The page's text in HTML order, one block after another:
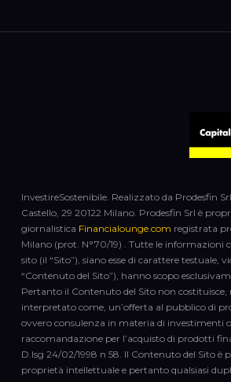
InvestireSostenibile. Realizzato da Prodesfin
Castello, 29 20122 Milano. Prodesfin Srl è
giornalistica Financialounge.com registrata
Milano (prot. N°70/19) . Tutte le informazioni
sito (il “Sito”), siano esse di carattere testuale,
“Contenuto del Sito”), hanno scopo
Pertanto il Contenuto del Sito non costituisce,
interpretato come, un’offerta al pubblico di
ovvero consulenza in materia di investimenti
raccomandazione per l’acquisto di prodotti
D.lsg 24/02/1998 n 58. Il Contenuto del Sito è
proprietà intellettuale e pertanto qualsiasi